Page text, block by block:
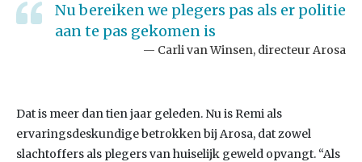
Nu bereiken we plegers pas als er politie
aan te pas gekomen is
Carli van Winsen, directeur Arosa
Dat is meer dan tien jaar geleden. Nu is Remi als
ervaringsdeskundige betrokken bij Arosa, dat zowel
slachtoffers als plegers van huiselijk geweld opvangt. “Als